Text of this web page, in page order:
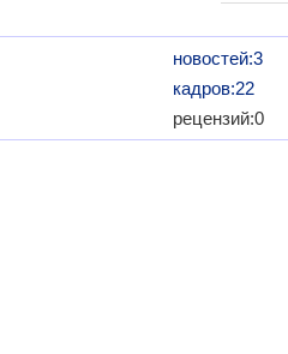
новостей:3
кадров:22
рецензий:0